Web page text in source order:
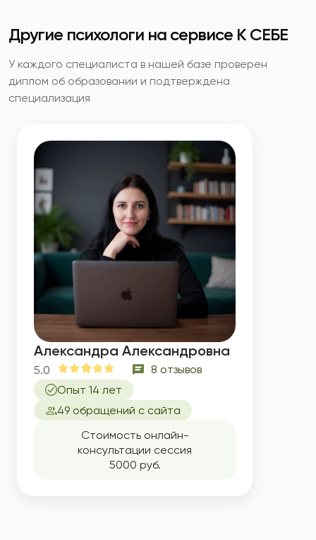
Другие психологи на сервисе К СЕБЕ
У каждого специалиста в нашей базе проверен
диплом об образовании и подтверждена
специализация
Александра Александровна
5.0
8 отзывов
Опыт 14 лет
49 обращений с сайта
Стоимость онлайн-
консультации сессия
5000 руб.